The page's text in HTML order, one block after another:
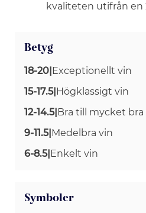
kvaliteten utifrån en
Betyg
18-20 Exceptionellt vin
15-17.5| Högklassigt vin
12-14.5| Bra till mycket bra
9-11.5| Medelbra vin
6-8.5| Enkelt vin
Symboler